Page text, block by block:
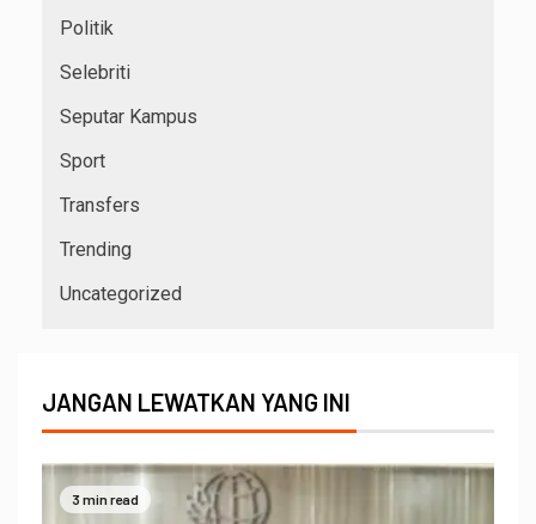
Politik
Selebriti
Seputar Kampus
Sport
Transfers
Trending
Uncategorized
JANGAN LEWATKAN YANG INI
3 min read